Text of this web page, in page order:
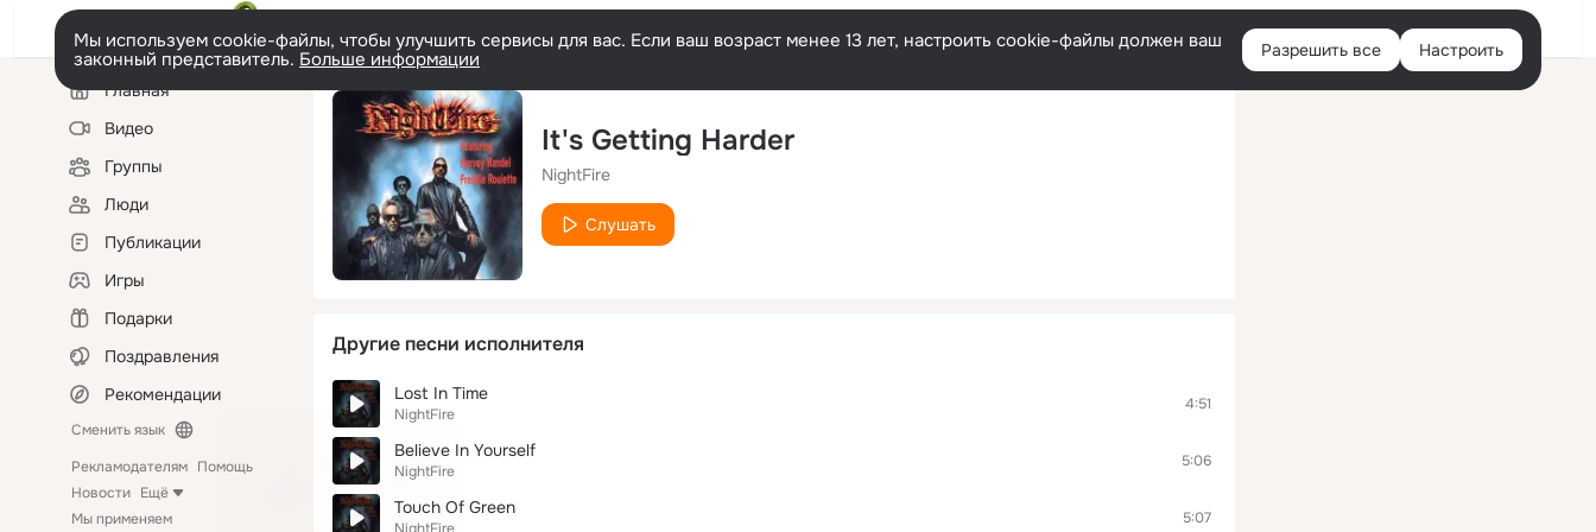
Войти
Мы используем cookie-файлы, чтобы улучшить сервисы для вас. Если ваш возраст менее 13 лет, настроить cookie-файлы должен ваш
законный представитель. Больше информации Разрешить все Настроить
Левая
колонкаГлавная
Видео
Группы
Люди
Публикации
Игры
Подарки
Поздравления
Рекомендации
Сменить язык
Рекламодателям Помощь
Новости Ещё
Мы применяем
It's Getting Harder
NightFire
Слушать
Другие песни исполнителя
Lost In Time
NightFire
4:51
Believe In Yourself
NightFire
5:06
Touch Of Green 5:07